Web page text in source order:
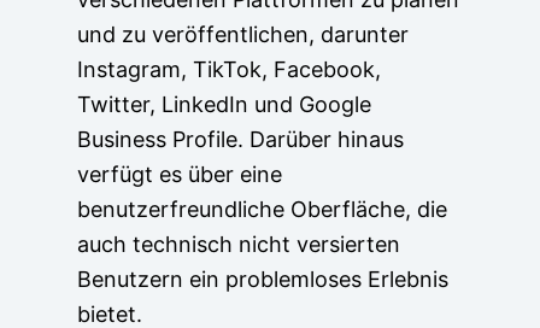
und zu veröffentlichen, darunter
Instagram, TikTok, Facebook,
Twitter, LinkedIn und Google
Business Profile. Darüber hinaus
verfügt es über eine
benutzerfreundliche Oberfläche, die
auch technisch nicht versierten
Benutzern ein problemloses Erlebnis
bietet.